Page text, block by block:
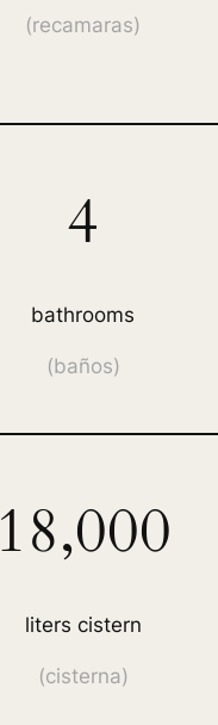
(recamaras)
4
bathrooms
(baños)
18,000
liters cistern
(cisterna)